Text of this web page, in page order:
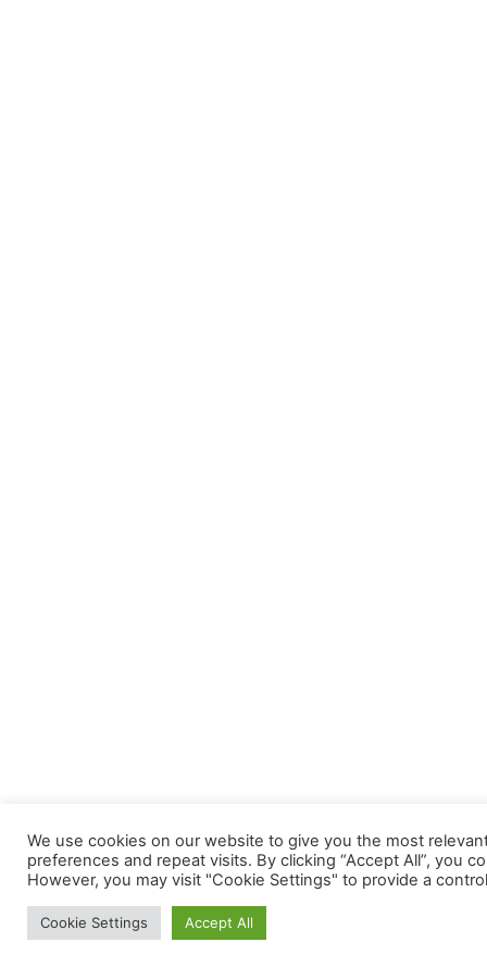
We use cookies on our website to give you the most
preferences and repeat visits. By clicking “Accept All”, you
However, you may visit "Cookie Settings" to provide a
Cookie Settings Accept All